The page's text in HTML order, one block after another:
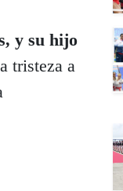
y su hijo
tristeza a